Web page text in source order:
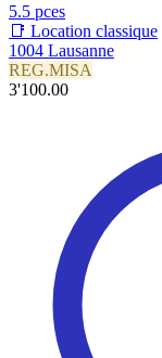
5.5 pces
📑 Location classique
1004 Lausanne
REG.MISA
3'100.00